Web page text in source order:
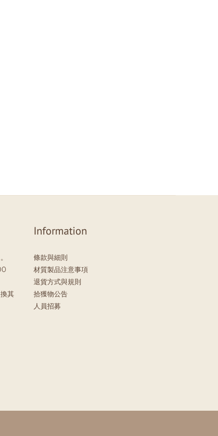
其
Information
條款與細則
材質製品注意事項
退貨方式與規則
拾獲物公告
人員招募